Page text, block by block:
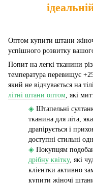
Оптом купити штани
успішного розвитку
Попит на легкі тканини
температура перевищує
який не відчувається на
літні штани оптом, які
◈ Штапельні
тканина для літа,
драпірується і
доступні стильні
◈ Покупцям
дрібну квітку, які
клієнтки активно
купити жіночі